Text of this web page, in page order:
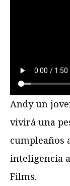
Andy un
vivirá una
cumpleaños
inteligencia
Films.